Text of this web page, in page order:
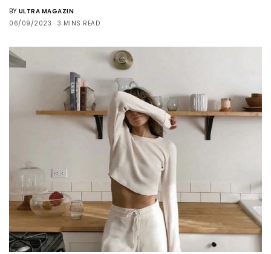
BY ULTRA MAGAZIN
06/09/2023
3 MINS READ